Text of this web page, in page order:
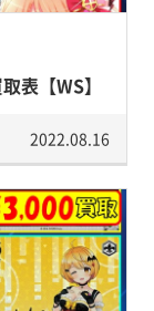
表【WS】
2022.08.16